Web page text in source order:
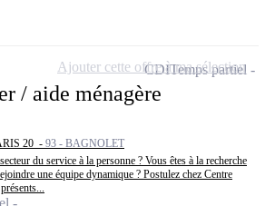
/ aide ménagère
20 - 93 - BAGNOLET
du service à la personne ? Vous êtes à la recherche
une équipe dynamique ? Postulez chez Centre
CDITemps partiel
Ajouter cette offre à ma sélection